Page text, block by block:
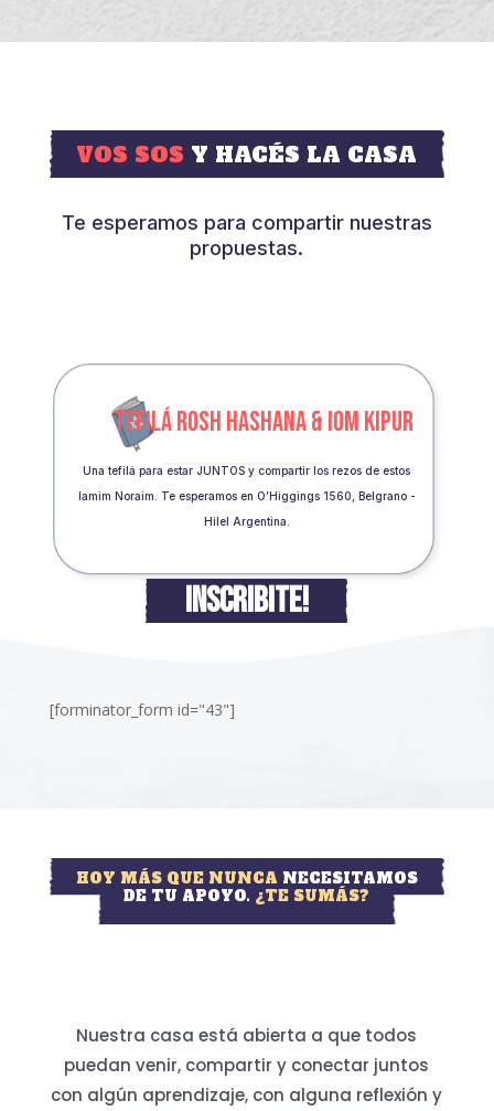
VOS SOS Y HACÉS LA CASA
Te esperamos para compartir nuestras
propuestas.
TEFILÁ ROSH HASHANA & IOM KIPUR
Una tefilá para estar JUNTOS y compartir los rezos de estos
Iamim Noraim. Te esperamos en O’Higgings 1560, Belgrano -
Hilel Argentina.
INSCRIBITE!
[forminator_form id="43"]
HOY MÁS QUE NUNCA NECESITAMOS
DE TU APOYO. ¿TE SUMÁS?
Nuestra casa está abierta a que todos
puedan venir, compartir y conectar juntos
con algún aprendizaje, con alguna reflexión y